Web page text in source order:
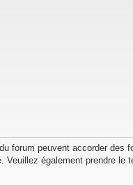
forum peuvent accorder des
également prendre